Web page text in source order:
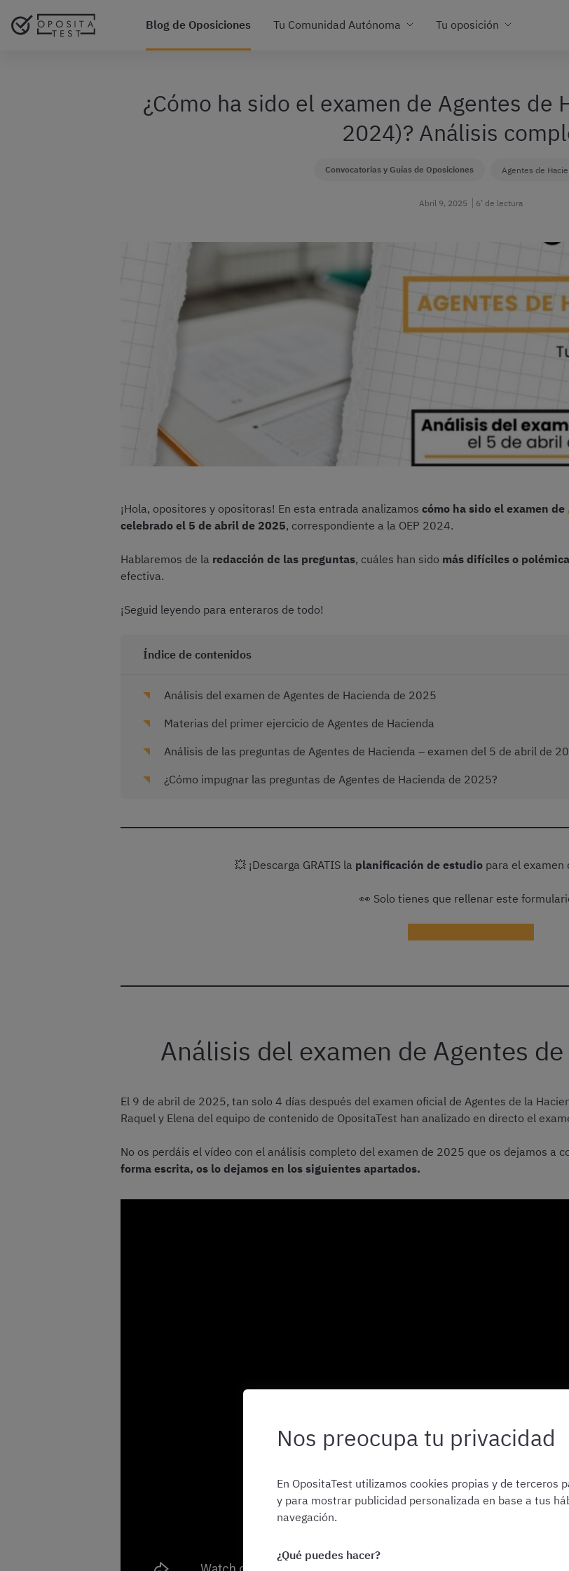
Blog de Oposiciones Tu Comunidad Autónoma Tu oposición
¿Cómo ha sido el examen de Agentes de
2024)? Análisis
Convocatorias y Guías de Oposiciones Agentes de
Abril 9, 2025 6’ de lectura
¡Hola, opositores y opositoras! En esta entrada analizamos cómo ha sido el examen de
celebrado el 5 de abril de 2025, correspondiente a la OEP 2024.
Hablaremos de la redacción de las preguntas, cuáles han sido más difíciles o
efectiva.
¡Seguid leyendo para enteraros de todo!
Índice de contenidos
Análisis del examen de Agentes de Hacienda de 2025
Materias del primer ejercicio de Agentes de Hacienda
Análisis de las preguntas de Agentes de Hacienda – examen del 5 de abril de
¿Cómo impugnar las preguntas de Agentes de Hacienda de 2025?
💥 ¡Descarga GRATIS la planificación de estudio para el examen
👀 Solo tienes que rellenar este
Análisis del examen de Agentes
El 9 de abril de 2025, tan solo 4 días después del examen oficial de Agentes de la
Raquel y Elena del equipo de contenido de OpositaTest han analizado en directo el
No os perdáis el vídeo con el análisis completo del examen de 2025 que os dejamos a
forma escrita, os lo dejamos en los siguientes apartados.
Nos preocupa tu privacidad
En OpositaTest utilizamos cookies propias y de terceros
y para mostrar publicidad personalizada en base a tus
navegación.
¿Qué puedes hacer?